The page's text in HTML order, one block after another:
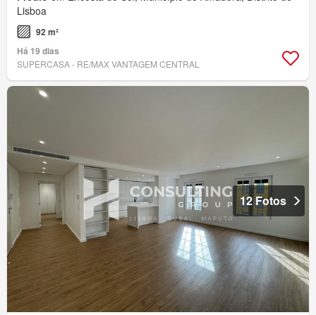
Lisboa
92 m²
Há 19 dias
SUPERCASA - RE/MAX VANTAGEM CENTRAL
12 Fotos